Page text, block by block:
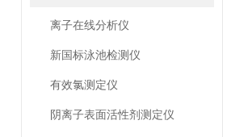
离子在线分析仪
新国标泳池检测仪
有效氯测定仪
阴离子表面活性剂测定仪